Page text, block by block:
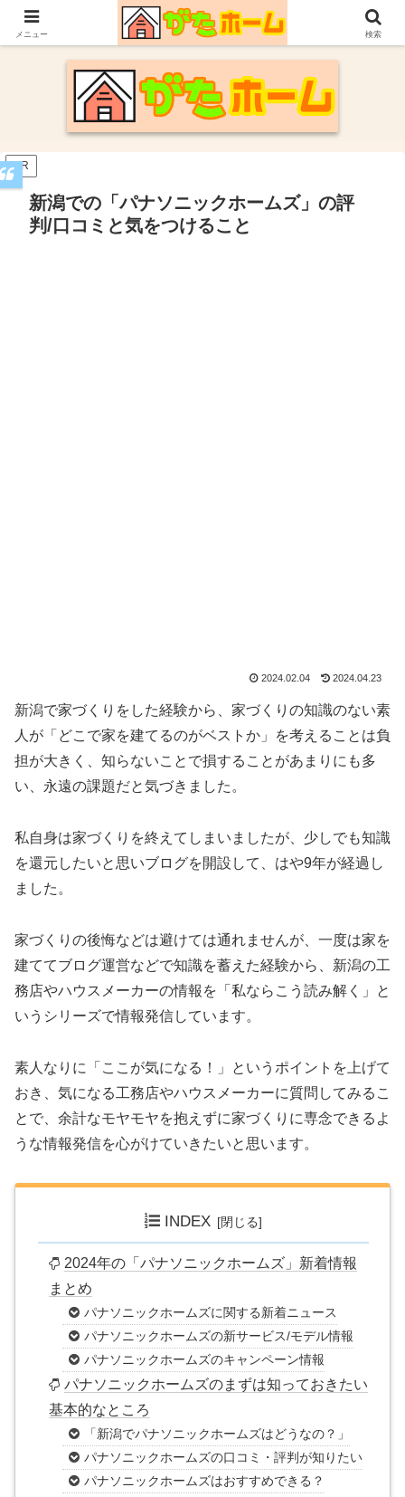
30代施主が自身の新潟での家づくり体験や参考にした情報についてまとめてい
ます。
PR
新潟での「パナソニックホームズ​​」の評
判/口コミと気をつけること
2024.02.04 2024.04.23
新潟で家づくりをした経験から、家づくりの知識のない素
人が「どこで家を建てるのがベストか」を考えることは負
担が大きく、知らないことで損することがあまりにも多
い、永遠の課題だと気づきました。
私自身は家づくりを終えてしまいましたが、少しでも知識
を還元したいと思いブログを開設して、はや9年が経過し
ました。
家づくりの後悔などは避けては通れませんが、一度は家を
建ててブログ運営などで知識を蓄えた経験から、新潟の工
務店やハウスメーカーの情報を「私ならこう読み解く」と
いうシリーズで情報発信しています。
素人なりに「ここが気になる！」というポイントを上げて
おき、気になる工務店やハウスメーカーに質問してみるこ
とで、余計なモヤモヤを抱えずに家づくりに専念できるよ
うな情報発信を心がけていきたいと思います。
INDEX
2024年の「パナソニックホームズ​​」新着情報
まとめ
パナソニックホームズ​​に関する新着ニュース
パナソニックホームズ​​の新サービス/モデル情報
パナソニックホームズ​​のキャンペーン情報
パナソニックホームズ​​のまずは知っておきたい
基本的なところ
「新潟でパナソニックホームズはどうなの？」
パナソニックホームズ​​の口コミ・評判が知りたい
パナソニックホームズ​​はおすすめできる？
メニュー 検索